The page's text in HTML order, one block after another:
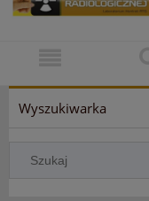
Wyszukiwarka